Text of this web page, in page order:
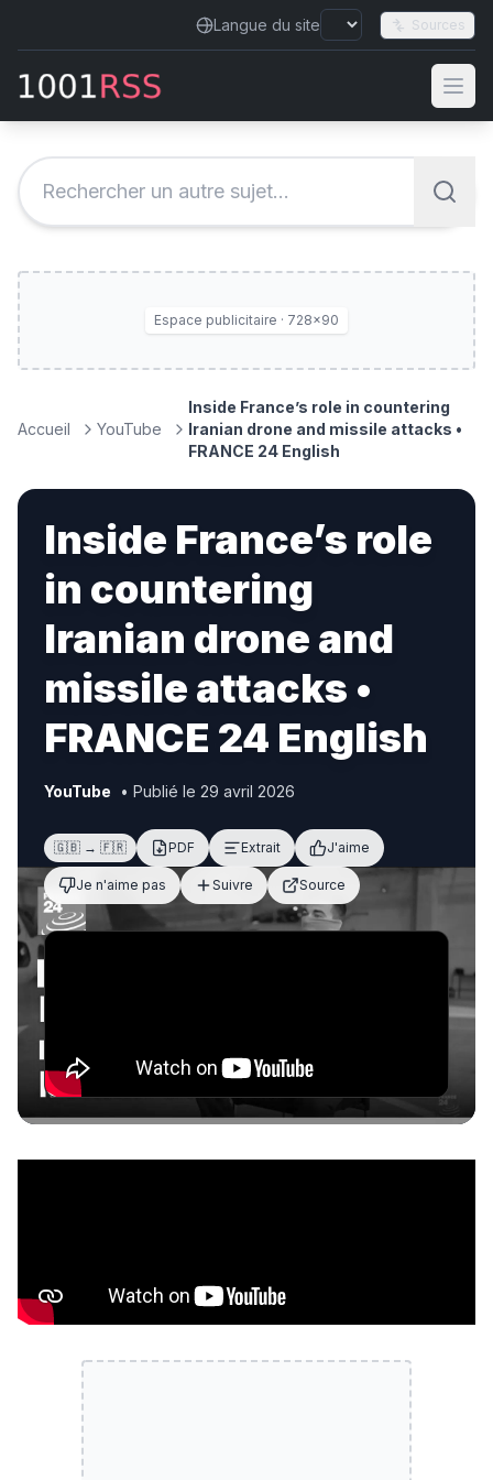
Langue du site Sources
Espace publicitaire · 728×90
Accueil YouTube
Inside France’s role in countering
Iranian drone and missile attacks •
FRANCE 24 English
Inside France’s role
in countering
Iranian drone and
missile attacks •
FRANCE 24 English
YouTube • Publié le 29 avril 2026
🇬🇧 → 🇫🇷 PDF Extrait J'aime
Je n'aime pas Suivre Source